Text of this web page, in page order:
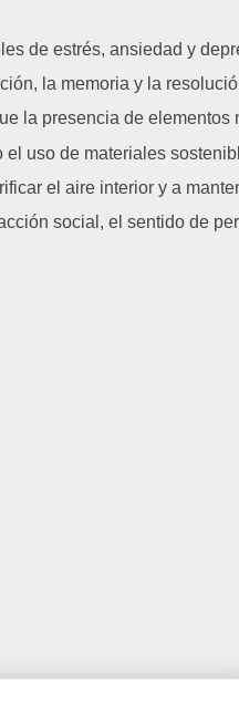
de estrés, ansiedad y
la memoria y la
la presencia de
uso de materiales
el aire interior y a
social, el sentido de